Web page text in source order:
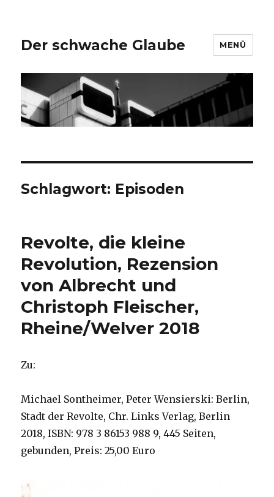
Der schwache Glaube MENÜ
Schlagwort: Episoden
Revolte, die kleine
Revolution, Rezension
von Albrecht und
Christoph Fleischer,
Rheine/Welver 2018
Zu:
Michael Sontheimer, Peter Wensierski: Berlin,
Stadt der Revolte, Chr. Links Verlag, Berlin
2018, ISBN: 978 3 86153 988 9, 445 Seiten,
gebunden, Preis: 25,00 Euro